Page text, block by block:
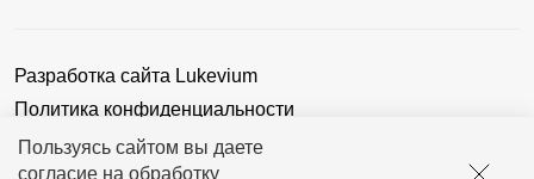
Пользуясь сайтом вы даете
согласие на обработку
Разработка сайта Lukevium
Политика конфиденциальности
Пользовательское соглашение